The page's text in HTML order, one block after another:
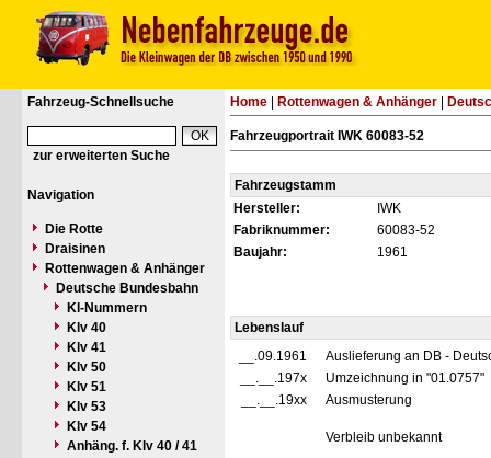
Fahrzeug-Schnellsuche
zur erweiterten Suche
Navigation
Die Rotte
Draisinen
Rottenwagen & Anhänger
Deutsche Bundesbahn
Kl-Nummern
Klv 40
Klv 41
Klv 50
Klv 51
Klv 53
Klv 54
Anhäng. f. Klv 40 / 41
Home Rottenwagen & Anhänger
Fahrzeugportrait IWK 60083-52
Fahrzeugstamm
Hersteller:
IWK
Fabriknummer:
60083-52
Baujahr:
1961
Lebenslauf
__.09.1961
Auslieferung an DB -
__.__.197x
Umzeichnung in "01.0757"
__.__.19xx
Ausmusterung
Verbleib unbekannt